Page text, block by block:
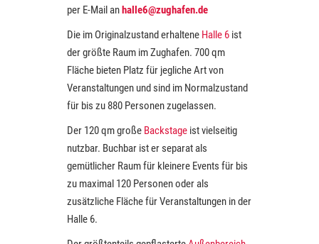
per E-Mail anhalle6@zughafen.de
Die im Originalzustand erhaltene Halle 6 ist
der größte Raum im Zughafen. 700 qm
Fläche bieten Platz für jegliche Art von
Veranstaltungen und sind im Normalzustand
für bis zu 880 Personen zugelassen.
Der 120 qm große Backstage ist vielseitig
nutzbar. Buchbar ist er separat als
gemütlicher Raum für kleinere Events für bis
zu maximal 120 Personen oder als
zusätzliche Fläche für Veranstaltungen in der
Halle 6.